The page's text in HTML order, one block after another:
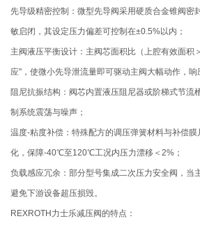
先导级精密控制：微型先导阀采用硬质合金锥阀密
敏启闭，其设定压力偏差可控制在±0.5%以内；
主阀液压平衡设计：主阀芯面积比（上腔有效面积
应"，使微小先导泄流量即可驱动主阀大幅动作，响
阻尼抗振结构：阀芯内置液压阻尼器或阶梯式节流
制系统震荡与噪声；
温度-粘度补偿：特殊配方的调压弹簧材料与补偿
化，保障-40℃至120℃工况内压力漂移＜2%；
负载感应冗余：部分型号集成二次压力安全阀，当
避免下游设备超压损毁。
REXROTH力士乐减压阀的特点：